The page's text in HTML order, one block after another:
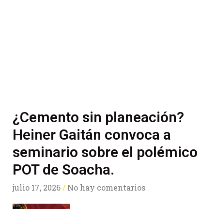
¿Cemento sin planeación?
Heiner Gaitán convoca a
seminario sobre el polémico
POT de Soacha.
julio 17, 2026 No hay comentarios